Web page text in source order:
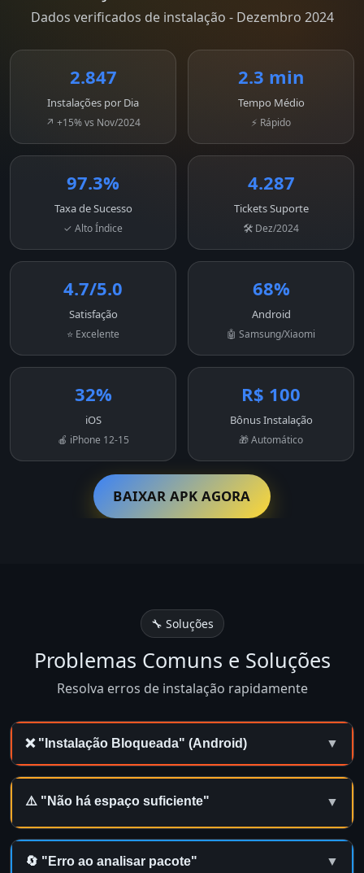
Dados verificados de instalação - Dezembro 2024
2.847
Instalações por Dia
↗ +15% vs Nov/2024
2.3 min
Tempo Médio
⚡ Rápido
97.3%
Taxa de Sucesso
✓ Alto Índice
4.287
Tickets Suporte
🛠️ Dez/2024
4.7/5.0
Satisfação
⭐ Excelente
68%
Android
🤖 Samsung/Xiaomi
32%
iOS
🍎 iPhone 12-15
R$ 100
Bônus Instalação
🎁 Automático
BAIXAR APK AGORA
🔧 Soluções
Problemas Comuns e Soluções
Resolva erros de instalação rapidamente
❌ "Instalação Bloqueada" (Android) ▼
⚠️ "Não há espaço suficiente" ▼
🔄 "Erro ao analisar pacote" ▼